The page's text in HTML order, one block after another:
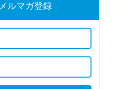
メルマガ登録